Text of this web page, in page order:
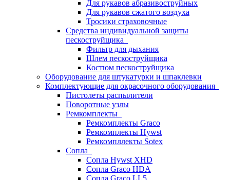
Для рукавов абразивоструйных
Для рукавов сжатого воздуха
Тросики страховочные
Средства индивидуальной защиты
пескоструйщика
Фильтр для дыхания
Шлем пескоструйщика
Костюм пескоструйщика
Оборудование для штукатурки и шпаклевки
Комплектующие для окрасочного оборудования
Пистолеты распылители
Поворотные узлы
Ремкомплекты
Ремкомплекты Graco
Ремкомплекты Hywst
Ремкомпллекты Sotex
Сопла
Сопла Hywst XHD
Сопла Graco HDA
Сопла Graco LL5